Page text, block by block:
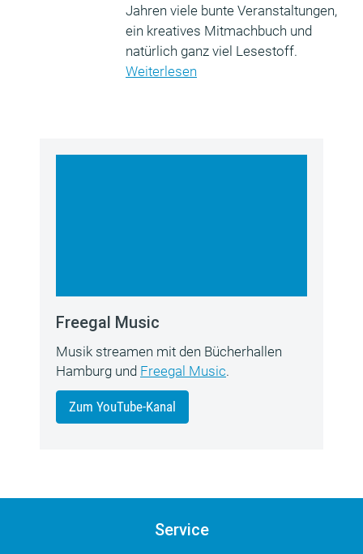
Jahren viele bunte Veranstaltungen,
ein kreatives Mitmachbuch und
natürlich ganz viel Lesestoff.
Weiterlesen
Freegal Music
Musik streamen mit den Bücherhallen
Hamburg und Freegal Music.
Zum YouTube-Kanal
Service